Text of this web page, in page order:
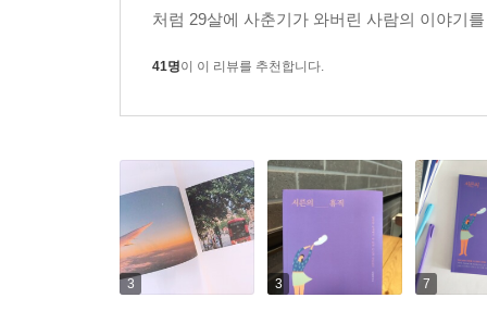
처럼 29살에 사춘기가 와버린 사람의 이야기
41명이 이 리뷰를 추천합니다.
3 3 7